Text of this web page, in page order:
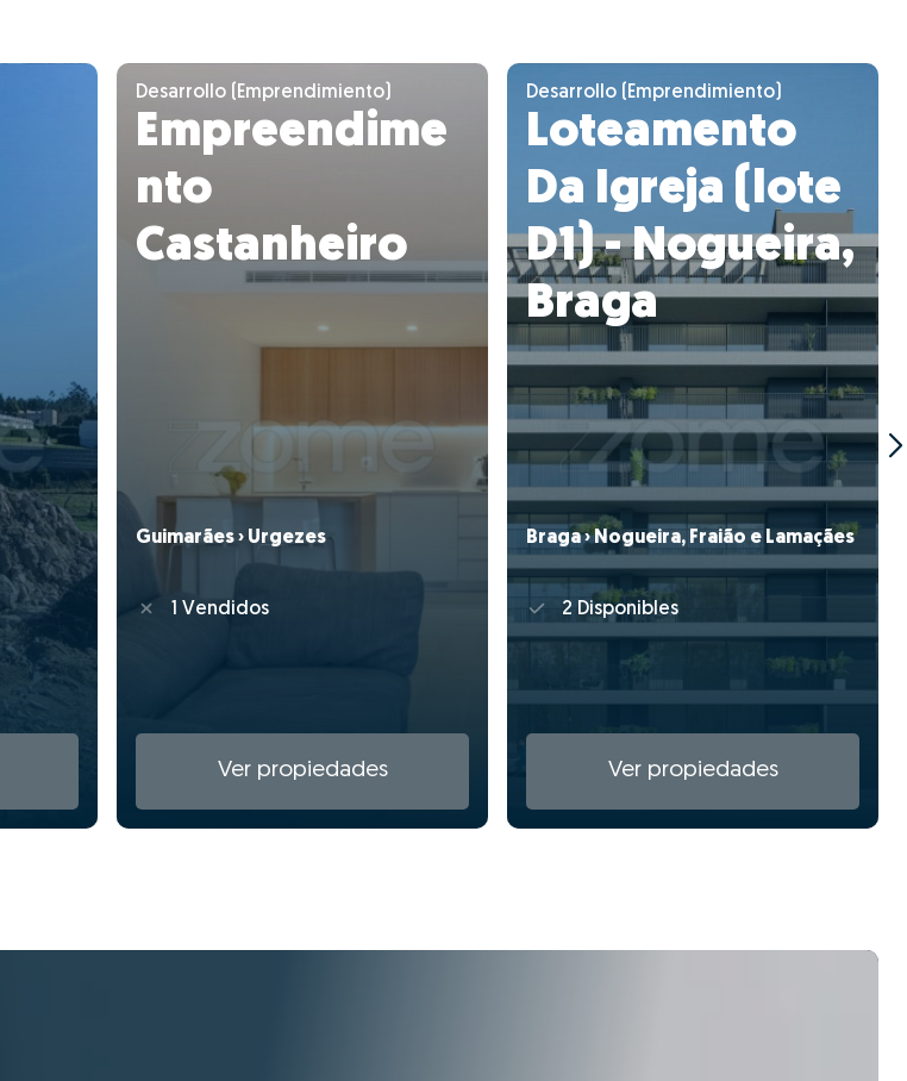
Desarrollo (Emprendimiento)
Empreendime
nto
Castanheiro
Guimarães › Urgezes
1 Vendidos
Ver propiedades
Desarrollo (Emprendimiento)
Loteamento
Da Igreja (lote
D1) - Nogueira,
Braga
Braga › Nogueira, Fraião e Lamaçães
2 Disponibles
Ver propiedades